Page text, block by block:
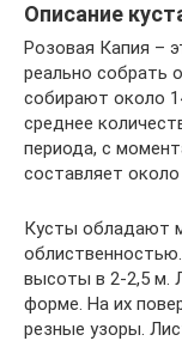
Описание
Розовая Капия –
реально собрать
собирают около
среднее
периода, с
составляет
Кусты обладают
высоты в 2-2,5 м.
форме. На их
резные узоры.